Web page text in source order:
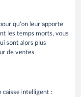
qu'on leur apporte
les temps morts, vous
sont alors plus
de ventes
caisse intelligent :